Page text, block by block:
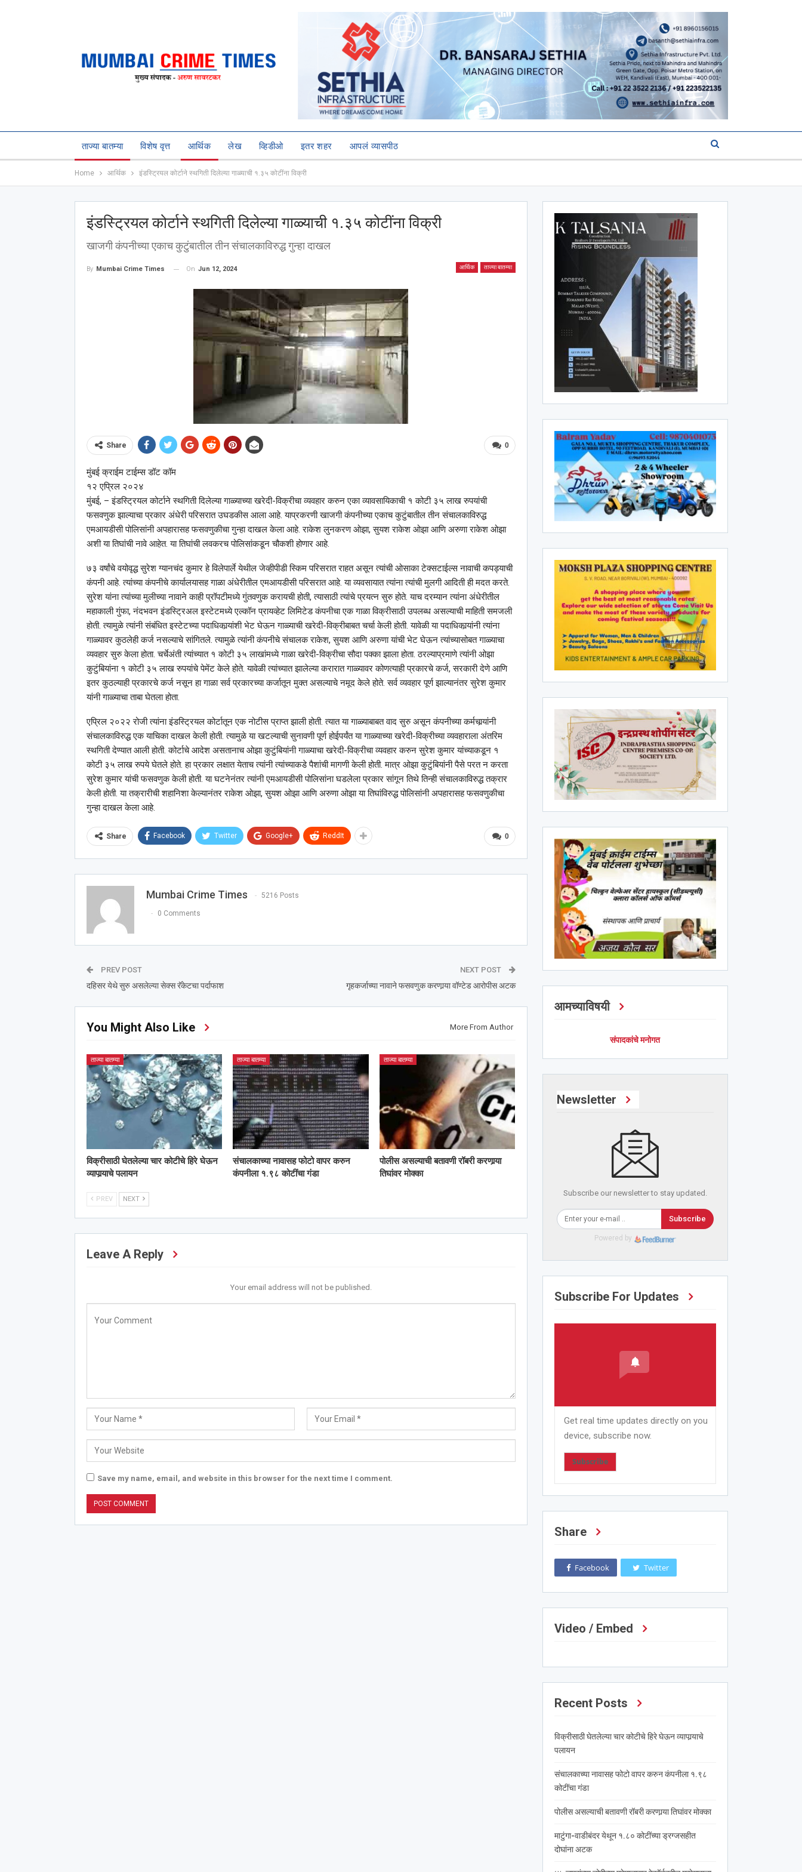
ताज्या बातम्या विशेष वृत्त आर्थिक लेख व्हिडीओ इतर शहर आपलं व्यासपीठ
Home आर्थिक इंडस्ट्रियल कोर्टाने स्थगिती दिलेल्या गाळ्याची १.३५ कोटींना विक्री
इंडस्ट्रियल कोर्टाने स्थगिती दिलेल्या गाळ्याची १.३५ कोटींना विक्री
खाजगी कंपनीच्या एकाच कुटुंबातील तीन संचालकाविरुद्ध गुन्हा दाखल
आर्थिक ताज्या बातम्या
By Mumbai Crime Times On Jun 12, 2024
0
Share
मुंबई क्राईम टाईम्स डॉट कॉम
१२ एप्रिल २०२४
मुंबई, – इंडस्ट्रियल कोर्टाने स्थगिती दिलेल्या गाळ्याच्या खरेदी-विक्रीचा व्यवहार करुन एका व्यावसायिकाची १ कोटी ३५ लाख रुपयांची
फसवणुक झाल्याचा प्रकार अंधेरी परिसरात उघडकीस आला आहे. याप्रकरणी खाजगी कंपनीच्या एकाच कुटुंबातील तीन संचालकाविरुद्ध
एमआयडीसी पोलिसांनी अपहारासह फसवणुकीचा गुन्हा दाखल केला आहे. राकेश लुनकरण ओझा, सुयश राकेश ओझा आणि अरुणा राकेश ओझा
अशी या तिघांची नावे आहेत. या तिघांची लवकरच पोलिसांकडून चौकशी होणार आहे.
७३ वर्षांचे वयोवृद्ध सुरेश ग्यानचंद कुमार हे विलेपार्ले येथील जेव्हीपीडी स्किम परिसरात राहत असून त्यांची ओसाका टेक्सटाईल्स नावाची कपड्याची
कंपनी आहे. त्यांच्या कंपनीचे कार्यालयासह गाळा अंधेरीतील एमआयडीसी परिसरात आहे. या व्यवसायात त्यांना त्यांची मुलगी आदिती ही मदत करते.
सुरेश यांना त्यांच्या मुलीच्या नावाने काही प्रॉपटीमध्ये गुंतवणुक करायची होती, त्यासाठी त्यांचे प्रयत्न सुरु होते. याच दरम्यान त्यांना अंधेरीतील
महाकाली गुंफा, नंदभवन इंडस्ट्रिअल इस्टेटमध्ये एल्कॉन प्रायव्हेट लिमिटेड कंपनीचा एक गाळा विक्रीसाठी उपलब्ध असल्याची माहिती समजली
होती. त्यामुळे त्यांनी संबंधित इस्टेटच्या पदाधिकार्‍यांशी भेट घेऊन गाळ्याची खरेदी-विक्रीबाबत चर्चा केली होती. यावेळी या पदाधिकार्‍यांनी त्यांना
गाळ्यावर कुठलेही कर्ज नसल्याचे सांगितले. त्यामुळे त्यांनी कंपनीचे संचालक राकेश, सुयश आणि अरुणा यांची भेट घेऊन त्यांच्यासोबत गाळ्याचा
व्यवहार सुरु केला होता. चर्चेअंती त्यांच्यात १ कोटी ३५ लाखांमध्ये गाळा खरेदी-विक्रीचा सौदा पक्का झाला होता. ठरल्याप्रमाणे त्यांनी ओझा
कुटुंबियांना १ कोटी ३५ लाख रुपयांचे पेमेंट केले होते. यावेळी त्यांच्यात झालेल्या करारात गाळ्यावर कोणत्याही प्रकारचे कर्ज, सरकारी देणे आणि
इतर कुठल्याही प्रकारचे कर्ज नसून हा गाळा सर्व प्रकारच्या कर्जातून मुक्त असल्याचे नमूद केले होते. सर्व व्यवहार पूर्ण झाल्यानंतर सुरेश कुमार
यांनी गाळ्याचा ताबा घेतला होता.
एप्रिल २०२२ रोजी त्यांना इंडस्ट्रियल कोर्टातून एक नोटीस प्राप्त झाली होती. त्यात या गाळ्याबाबत वाद सुरु असून कंपनीच्या कर्मचार्‍यांनी
संचालकाविरुद्ध एक याचिका दाखल केली होती. त्यामुळे या खटल्याची सुनावणी पूर्ण होईपर्यंत या गाळ्याच्या खरेदी-विक्रीच्या व्यवहाराला अंतरिम
स्थगिती देण्यात आली होती. कोर्टाचे आदेश असतानाच ओझा कुटुंबियांनी गाळ्याचा खरेदी-विक्रीचा व्यवहार करुन सुरेश कुमार यांच्याकडून १
कोटी ३५ लाख रुपये घेतले होते. हा प्रकार लक्षात येताच त्यांनी त्यांच्याकडे पैशांची मागणी केली होती. मात्र ओझा कुटुंबियांनी पैसे परत न करता
सुरेश कुमार यांची फसवणुक केली होती. या घटनेनंतर त्यांनी एमआयडीसी पोलिसांना घडलेला प्रकार सांगून तिथे तिन्ही संचालकाविरुद्ध तक्रार
केली होती. या तक्रारीची शहानिशा केल्यानंतर राकेश ओझा, सुयश ओझा आणि अरुणा ओझा या तिघांविरुद्ध पोलिसांनी अपहारासह फसवणुकीचा
गुन्हा दाखल केला आहे.
0
Share Facebook Twitter Google+ ReddIt
Mumbai Crime Times 5216 Posts
0 Comments
PREV POST
दहिसर येथे सुरु असलेल्या सेक्स रॅकेटचा पर्दाफाश
NEXT POST
गृहकर्जाच्या नावाने फसवणुक करणार्‍या वॉण्टेड आरोपीस अटक
You Might Also Like More From Author
ताज्या बातम्या
विक्रीसाठी घेतलेल्या चार कोटीचे हिरे घेऊन
व्यापार्‍याचे पलायन
ताज्या बातम्या
संचालकाच्या नावासह फोटो वापर करुन
कंपनीला १.९८ कोटींचा गंडा
ताज्या बातम्या
पोलीस असल्याची बतावणी रॉबरी करणार्‍या
तिघांवर मोक्का
PREV NEXT
Leave A Reply
Your email address will not be published.
Save my name, email, and website in this browser for the next time I comment.
आमच्याविषयी
संपादकांचे मनोगत
Newsletter
Subscribe our newsletter to stay updated.
Subscribe
Powered by
Subscribe For Updates
Get real time updates directly on you
device, subscribe now.
Subscribe
Share
Facebook Twitter
Video / Embed
Recent Posts
विक्रीसाठी घेतलेल्या चार कोटीचे हिरे घेऊन व्यापार्‍याचे
पलायन
संचालकाच्या नावासह फोटो वापर करुन कंपनीला १.९८
कोटींचा गंडा
पोलीस असल्याची बतावणी रॉबरी करणार्‍या तिघांवर मोक्का
माटुंगा-वाडीबंदर येथून १.८० कोटींच्या ड्रग्जसहीत
दोघांना अटक